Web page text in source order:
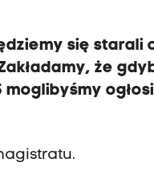
się starali
że
moglibyśmy